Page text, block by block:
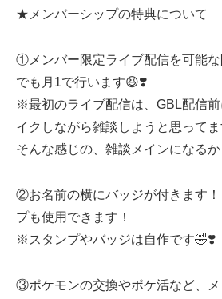
★メンバーシップの特典について
①メンバー限定ライブ配信を可能
でも月1で行います😆❣️
※最初のライブ配信は、GBL配信
イクしながら雑談しようと思って
そんな感じの、雑談メインになる
②お名前の横にバッジが付きます
プも使用できます！
※スタンプやバッジは自作です🤣❣️
③ポケモンの交換やポケ活など、